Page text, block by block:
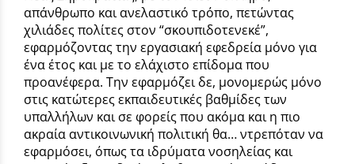
απάνθρωπο και ανελαστικό τρόπο, πετώντας
χιλιάδες πολίτες στον “σκουπιδοτενεκέ”,
εφαρμόζοντας την εργασιακή εφεδρεία μόνο για
ένα έτος και με το ελάχιστο επίδομα που
προανέφερα. Την εφαρμόζει δε, μονομερώς μόνο
στις κατώτερες εκπαιδευτικές βαθμίδες των
υπαλλήλων και σε φορείς που ακόμα και η πιο
ακραία αντικοινωνική πολιτική θα… ντρεπόταν να
εφαρμόσει, όπως τα ιδρύματα νοσηλείας και